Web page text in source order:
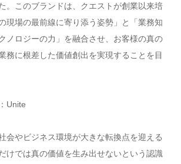
。このブランドは、クエストが創業以来培
現場の最前線に寄り添う姿勢」と「業務知
ノロジーの力」を融合させ、お客様の真の
務に根差した価値創出を実現することを目
Unite
会やビジネス環境が大きな転換点を迎える
けでは真の価値を生み出せないという認識